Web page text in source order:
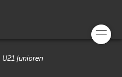
U21 Junioren